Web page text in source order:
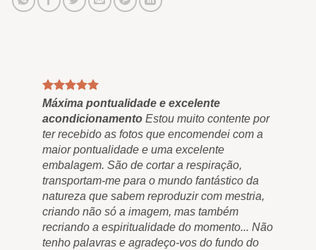
Máxima pontualidade e excelente
acondicionamento Estou muito contente por
ter recebido as fotos que encomendei com a
maior pontualidade e uma excelente
embalagem. São de cortar a respiração,
transportam-me para o mundo fantástico da
natureza que sabem reproduzir com mestria,
criando não só a imagem, mas também
recriando a espiritualidade do momento... Não
tenho palavras e agradeço-vos do fundo do